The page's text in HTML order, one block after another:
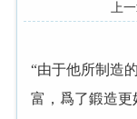
上
“由于他所制造
富，爲了鍛造更